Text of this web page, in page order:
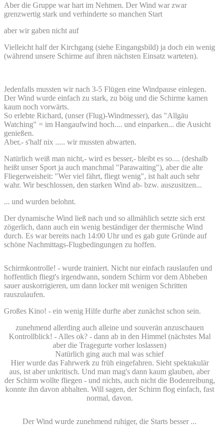
Aber die Gruppe war hart im Nehmen. Der Wind war zwar
grenzwertig stark und verhinderte so manchen Start
aber wir gaben nicht auf
Vielleicht half der Kirchgang (siehe Eingangsbild) ja doch ein wenig
(während unsere Schirme auf ihren nächsten Einsatz warteten).
Jedenfalls mussten wir nach 3-5 Flügen eine Windpause einlegen.
Der Wind wurde einfach zu stark, zu böig und die Schirme kamen
kaum noch vorwärts.
So erlebte Richard, (unser (Flug)-Windmesser), das "Allgäu
Watching" = im Hangaufwind hoch.... und einparken... die Ausicht
genießen.
Aber,- s'half nix ..... wir mussten abwarten.
Natürlich weiß man nicht,- wird es besser,- bleibt es so.... (deshalb
heißt unser Sport ja auch manchmal "Parawaiting"), aber die alte
Fliegerweisheit: "Wer viel fährt, fliegt wenig", ist halt auch sehr
wahr. Wir beschlossen, den starken Wind ab- bzw. auszusitzen...
... und wurden belohnt.
Der dynamische Wind ließ nach und so allmählich setzte sich erst
zögerlich, dann auch ein wenig beständiger der thermische Wind
durch. Es war bereits nach 14:00 Uhr und es gab gute Gründe auf
schöne Nachmittags-Flugbedingungen zu hoffen.
Schirmkontrolle! - wurde trainiert. Nicht nur einfach rauslaufen und
hoffentlich fliegt's irgendwann, sondern Schirm vor dem Abheben
sauer auskorrigieren, um dann locker mit wenigen Schritten
rauszulaufen.
Großes Kino! - ein wenig Hilfe durfte aber zunächst schon sein.
zunehmend allerding auch alleine und souverän anzuschauen
Kontrollblick! - Alles ok? - dann ab in den Himmel (nächstes Mal
aber die Tragegurte vorher loslassen)
Natürlich ging auch mal was schief
Hier wurde das Fahrwerk zu früh eingefahren. Sieht spektakulär
aus, ist aber unkritisch. Und man mag's dann kaum glauben, aber
der Schirm wollte fliegen - und nichts, auch nicht die Bodenreibung,
konnte ihn davon abhalten. Will sagen, der Schirm flog einfach, fast
normal, davon.
Der Wind wurde zunehmend ruhiger, die Starts besser ...